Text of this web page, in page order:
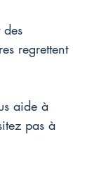
regrettent
aide à
pas à